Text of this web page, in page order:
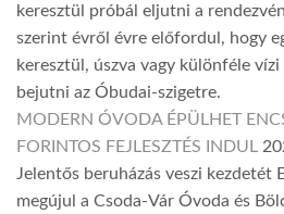
keresztül próbál eljutni a
szerint évről évre előfordul, hogy
keresztül, úszva vagy különféle
bejutni az Óbudai-szigetre.
MODERN ÓVODA ÉPÜLHET
FORINTOS FEJLESZTÉS INDUL
Jelentős beruházás veszi kezdetét
megújul a Csoda-Vár Óvoda és